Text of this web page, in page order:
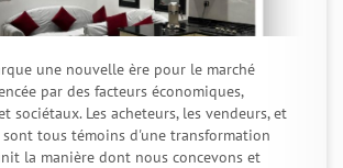
une nouvelle ère pour le marché
par des facteurs économiques,
sociétaux. Les acheteurs, les vendeurs, et
sont tous témoins d'une transformation
la manière dont nous concevons et